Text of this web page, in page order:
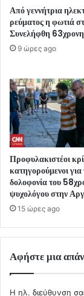
Από γεννήτρια
ρεύματος η φωτιά
Συνελήφθη 63χρονη
9 ώρες ago
Προφυλακιστέοι
κατηγορούμενοι για
δολοφονία του
ψυχολόγου στην
15 ώρες ago
Αφήστε μια
Η ηλ. διεύθυνση